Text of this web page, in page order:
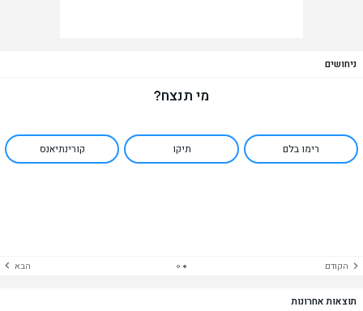
ניחושים
מי תנצח?
רימו בלם תיקו קורינתיאנס
הקודם הבא
תוצאות אחרונות